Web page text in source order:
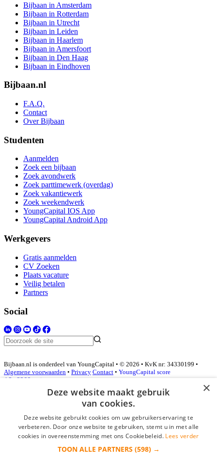
Bijbaan in Amsterdam
Bijbaan in Rotterdam
Bijbaan in Utrecht
Bijbaan in Leiden
Bijbaan in Haarlem
Bijbaan in Amersfoort
Bijbaan in Den Haag
Bijbaan in Eindhoven
Bijbaan.nl
F.A.Q.
Contact
Over Bijbaan
Studenten
Aanmelden
Zoek een bijbaan
Zoek avondwerk
Zoek parttimewerk (overdag)
Zoek vakantiewerk
Zoek weekendwerk
YoungCapital IOS App
YoungCapital Android App
Werkgevers
Gratis aanmelden
CV Zoeken
Plaats vacature
Veilig betalen
Partners
Social
Bijbaan.nl is onderdeel van YoungCapital • © 2026 • KvK nr: 34330199 •
Algemene voorwaarden • Privacy Contact • YoungCapital score
4.3 - 3366 reviews
Inloggen als bedrijf
*
×
Deze website maakt gebruik
van cookies.
Deze website gebruikt cookies om uw gebruikerservaring te
verbeteren. Door onze website te gebruiken, stemt u in met alle
cookies in overeenstemming met ons Cookiebeleid. Lees verder
TOON ALLE PARTNERS (598) →